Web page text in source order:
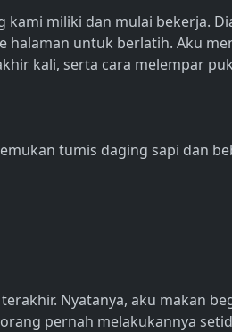
kami miliki dan mulai bekerja.
halaman untuk berlatih. Aku
kali, serta cara melempar
tumis daging sapi dan
Nyatanya, aku makan
pernah melakukannya